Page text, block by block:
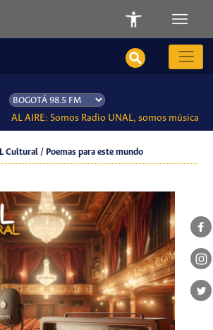
AL AIRE: Somos Radio UNAL, somos música
Cultural / Poemas para este mundo